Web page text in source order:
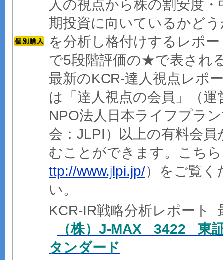
人の視点から株の割安度・
期投資に向いているかど
を分析し格付けするレポー
で5段階評価の★で表され
最新のKCR-達人視点レポ
は「達人視点の会員」（運
NPO法人日本ライフプラ
会：JLPI）以上の有料会員
むことができます。こち
ttp://www.jlpi.jp/）をご覧く
い。
KCR-IR戦略分析レポート
（株）J-MAX 3422 東
タンダード